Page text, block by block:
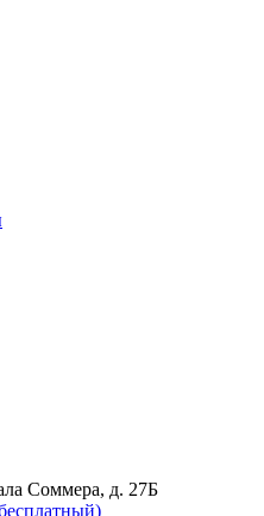
Соммера, д. 27Б